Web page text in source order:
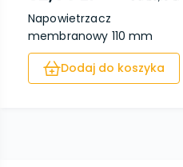
Napowietrzacz
membranowy 110 mm
szary
Dodaj do koszyka